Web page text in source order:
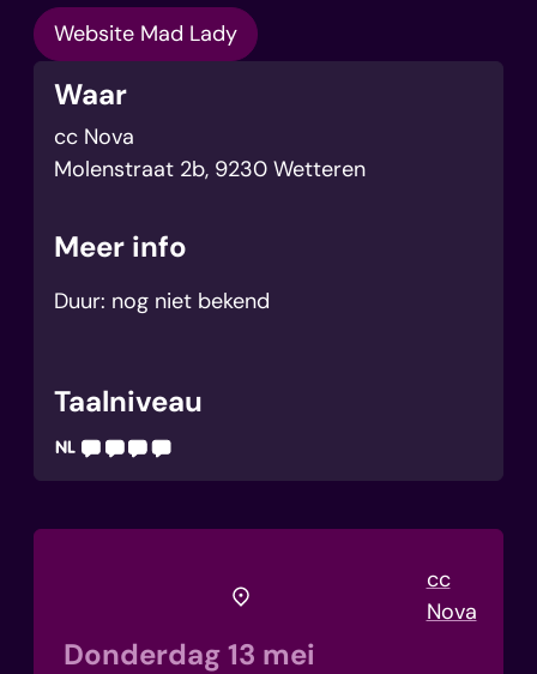
cc
Nova
Donderdag13 mei
Website Mad Lady
Waar
cc Nova
Molenstraat 2b, 9230 Wetteren
Meer info
Duur: nog niet bekend
Taalniveau
Je begrijpt en spreekt vlot Nederlands. Je